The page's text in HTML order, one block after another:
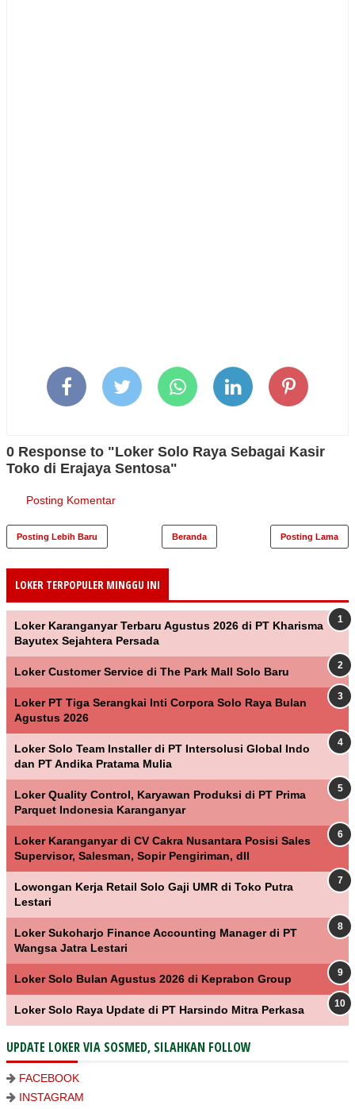
0 Response to "Loker Solo Raya Sebagai Kasir
Toko di Erajaya Sentosa"
Posting Komentar
Posting Lebih Baru Posting Lama
Beranda
LOKER TERPOPULER MINGGU INI
Loker Karanganyar Terbaru Agustus 2026 di PT Kharisma
Bayutex Sejahtera Persada
Loker Customer Service di The Park Mall Solo Baru
Loker PT Tiga Serangkai Inti Corpora Solo Raya Bulan
Agustus 2026
Loker Solo Team Installer di PT Intersolusi Global Indo
dan PT Andika Pratama Mulia
Loker Quality Control, Karyawan Produksi di PT Prima
Parquet Indonesia Karanganyar
Loker Karanganyar di CV Cakra Nusantara Posisi Sales
Supervisor, Salesman, Sopir Pengiriman, dll
Lowongan Kerja Retail Solo Gaji UMR di Toko Putra
Lestari
Loker Sukoharjo Finance Accounting Manager di PT
Wangsa Jatra Lestari
Loker Solo Bulan Agustus 2026 di Keprabon Group
Loker Solo Raya Update di PT Harsindo Mitra Perkasa
UPDATE LOKER VIA SOSMED, SILAHKAN FOLLOW
FACEBOOK
INSTAGRAM